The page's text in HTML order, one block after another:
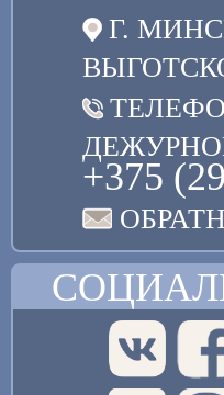
Г.
+375